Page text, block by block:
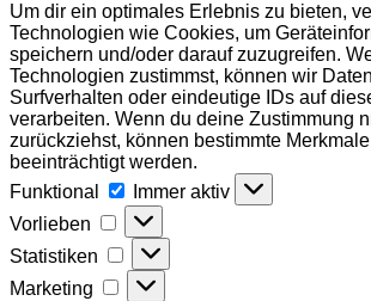
Um dir ein optimales Erlebnis zu bieten,
Technologien wie Cookies, um
speichern und/oder darauf zuzugreifen.
Technologien zustimmst, können wir
Surfverhalten oder eindeutige IDs auf
verarbeiten. Wenn du deine Zustimmung
zurückziehst, können bestimmte
beeinträchtigt werden.
Funktional
Funktional
Immer aktiv
Vorlieben
Vorlieben
Statistiken Statistiken
Marketing Marketing